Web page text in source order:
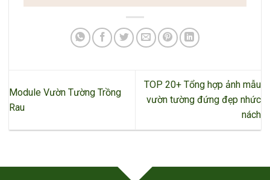
Module Vườn Tường Trồng
Rau
TOP 20+ Tổng hợp ảnh mẫu
vườn tường đứng đẹp nhức
nách